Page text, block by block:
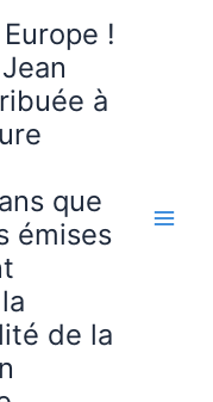
!
à
que
émises
de la